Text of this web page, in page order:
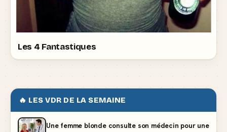
Les 4 Fantastiques
🔥 LES VDR DE LA SEMAINE
Une femme blonde consulte son médecin pour une